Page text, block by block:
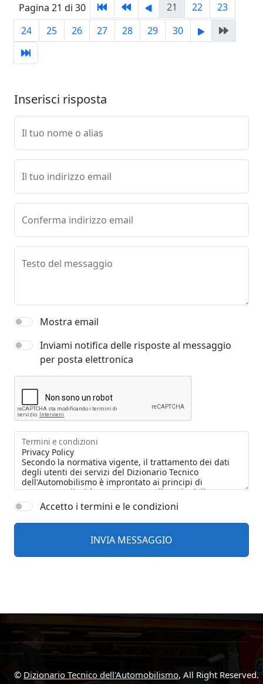
Pagina 21 di 30 21 22
23
24
25 26 27 28 29 30
Inserisci risposta
Il tuo nome o alias
Il tuo indirizzo email
Conferma indirizzo email
Testo del messaggio
Mostra email
Inviami notifica delle risposte al messaggio
per posta elettronica
Termini e condizioni
Accetto i termini e le condizioni
© Dizionario Tecnico dell'Automobilismo, All Right Reserved.